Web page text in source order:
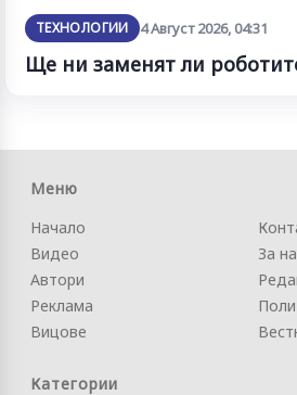
ТЕХНОЛОГИИ 4 Август 2026, 04:31
Ще ни заменят ли
Меню
Начало
Видео
Автори
Реклама
Вицове
За
Категории